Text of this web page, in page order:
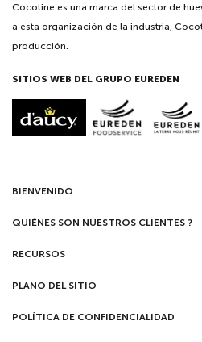
Cocotine es una marca del sector de
a esta organización de la industria,
producción.
SITIOS WEB DEL GRUPO EUREDEN
BIENVENIDO
QUIÉNES SON NUESTROS CLIENTES ?
RECURSOS
PLANO DEL SITIO
POLÍTICA DE CONFIDENCIALIDAD